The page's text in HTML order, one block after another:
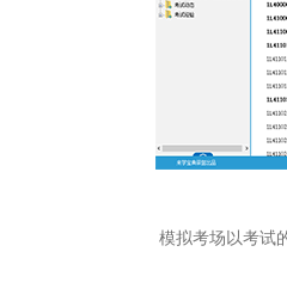
模拟考场以考试